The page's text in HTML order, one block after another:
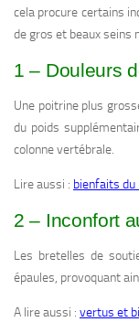
cela procure certains
de gros et beaux seins
1 – Douleurs
Une poitrine plus
du poids
colonne vertébrale.
Lire aussi : bienfaits du
2 – Inconfort
Les bretelles de
épaules, provoquant
A lire aussi : vertus et